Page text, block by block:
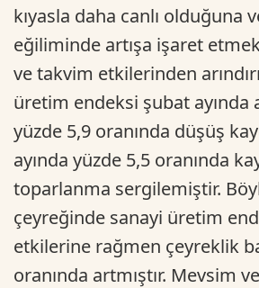
kıyasla daha canlı olduğuna
eğiliminde artışa işaret
ve takvim etkilerinden
üretim endeksi şubat ayında
yüzde 5,9 oranında düşüş
ayında yüzde 5,5 oranında
toparlanma sergilemiştir.
çeyreğinde sanayi üretim
etkilerine rağmen çeyreklik
oranında artmıştır. Mevsim